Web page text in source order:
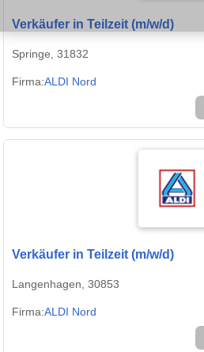
Verkäufer in Teilzeit (m/w/d)
Springe, 31832
Firma:ALDI Nord
Verkäufer in Teilzeit (m/w/d)
Langenhagen, 30853
Firma:ALDI Nord